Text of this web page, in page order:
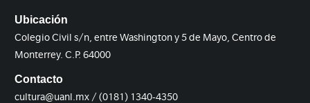
Ubicación
Colegio Civil s/n, entre Washington y 5 de Mayo, Centro de
Monterrey. C.P. 64000
Contacto
cultura@uanl.mx / (0181) 1340-4350